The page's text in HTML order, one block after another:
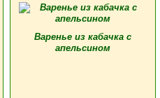
Варенье из кабачка с
апельсином